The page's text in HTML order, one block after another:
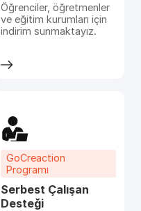
Öğrenciler, öğretmenler
ve eğitim kurumları için
indirim sunmaktayız.
GoCreaction
Programı
Serbest Çalışan
Desteği